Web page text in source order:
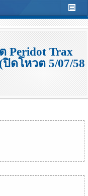
Peridot Trax
ปิดโหวต 5/07/58